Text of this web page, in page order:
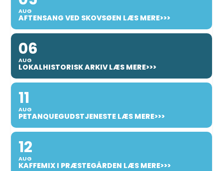
AUG
AFTENSANG VED SKOVSØEN LÆS MERE>>>
06
AUG
LOKALHISTORISK ARKIV LÆS MERE>>>
11
AUG
PETANQUEGUDSTJENESTE LÆS MERE>>>
12
AUG
KAFFEMIX I PRÆSTEGÅRDEN LÆS MERE>>>